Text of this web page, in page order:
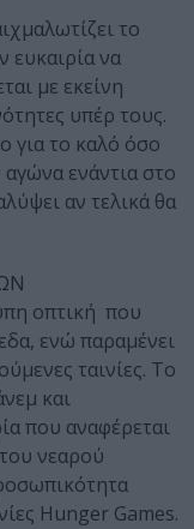
το
ευκαιρία να
με εκείνη
υπέρ τους.
για το καλό όσο
αγώνα ενάντια στο
αν τελικά θα
οπτική που
ενώ παραμένει
ταινίες. Το
και
που αναφέρεται
νεαρού
Hunger Games.